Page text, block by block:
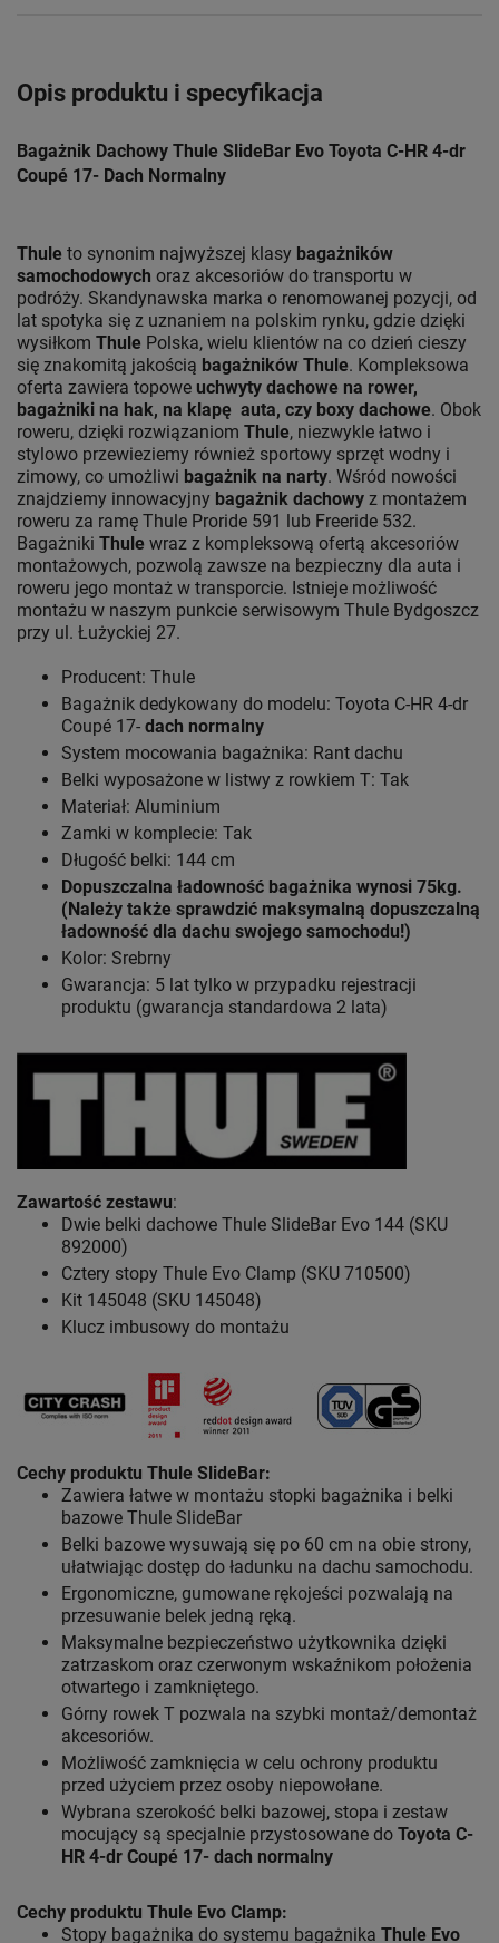
Opis produktu i specyfikacja
Bagażnik Dachowy Thule SlideBar Evo Toyota C-HR 4-dr
Coupé 17- Dach Normalny
Thule to synonim najwyższej klasy bagażników
samochodowych oraz akcesoriów do transportu w
podróży. Skandynawska marka o renomowanej pozycji, od
lat spotyka się z uznaniem na polskim rynku, gdzie dzięki
wysiłkom Thule Polska, wielu klientów na co dzień cieszy
się znakomitą jakością bagażników Thule. Kompleksowa
oferta zawiera topowe uchwyty dachowe na rower,
bagażniki na hak, na klapę auta, czy boxy dachowe. Obok
roweru, dzięki rozwiązaniom Thule, niezwykle łatwo i
stylowo przewieziemy również sportowy sprzęt wodny i
zimowy, co umożliwi bagażnik na narty. Wśród nowości
znajdziemy innowacyjny bagażnik dachowy z montażem
roweru za ramę Thule Proride 591 lub Freeride 532.
Bagażniki Thule wraz z kompleksową ofertą akcesoriów
montażowych, pozwolą zawsze na bezpieczny dla auta i
roweru jego montaż w transporcie. Istnieje możliwość
montażu w naszym punkcie serwisowym Thule Bydgoszcz
przy ul. Łużyckiej 27.
Producent: Thule
Bagażnik dedykowany do modelu: Toyota C-HR 4-dr
Coupé 17- dach normalny
System mocowania bagażnika: Rant dachu
Belki wyposażone w listwy z rowkiem T: Tak
Materiał: Aluminium
Zamki w komplecie: Tak
Długość belki: 144 cm
Dopuszczalna ładowność bagażnika wynosi 75kg.
(Należy także sprawdzić maksymalną dopuszczalną
ładowność dla dachu swojego samochodu!)
Kolor: Srebrny
Gwarancja: 5 lat tylko w przypadku rejestracji
produktu (gwarancja standardowa 2 lata)
Zawartość zestawu:
Dwie belki dachowe Thule SlideBar Evo 144 (SKU
892000)
Cztery stopy Thule Evo Clamp (SKU 710500)
Kit 145048 (SKU 145048)
Klucz imbusowy do montażu
Cechy produktu Thule SlideBar:
Zawiera łatwe w montażu stopki bagażnika i belki
bazowe Thule SlideBar
Belki bazowe wysuwają się po 60 cm na obie strony,
ułatwiając dostęp do ładunku na dachu samochodu.
Ergonomiczne, gumowane rękojeści pozwalają na
przesuwanie belek jedną ręką.
Maksymalne bezpieczeństwo użytkownika dzięki
zatrzaskom oraz czerwonym wskaźnikom położenia
otwartego i zamkniętego.
Górny rowek T pozwala na szybki montaż/demontaż
akcesoriów.
Możliwość zamknięcia w celu ochrony produktu
przed użyciem przez osoby niepowołane.
Wybrana szerokość belki bazowej, stopa i zestaw
mocujący są specjalnie przystosowane do Toyota C-
HR 4-dr Coupé 17- dach normalny
Cechy produktu Thule Evo Clamp:
Stopy bagażnika do systemu bagażnika Thule Evo